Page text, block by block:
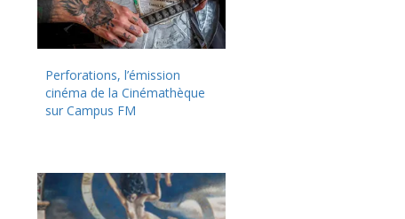
Perforations, l’émission
cinéma de la Cinémathèque
sur Campus FM